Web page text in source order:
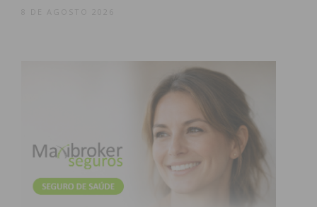
Imediato
Assine nossa newsletter por e-mail e
obtenha de forma regular a informação
atualizada.
8 DE AGOSTO 2026